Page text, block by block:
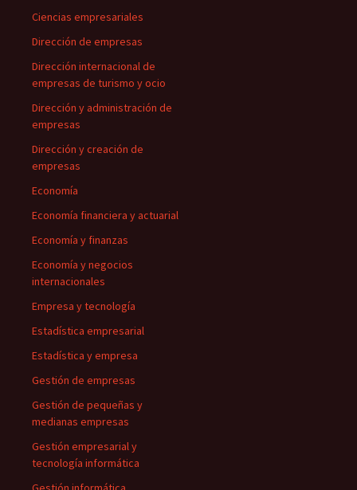
Ciencias empresariales
Dirección de empresas
Dirección internacional de
empresas de turismo y ocio
Dirección y administración de
empresas
Dirección y creación de
empresas
Economía
Economía financiera y actuarial
Economía y finanzas
Economía y negocios
internacionales
Empresa y tecnología
Estadística empresarial
Estadística y empresa
Gestión de empresas
Gestión de pequeñas y
medianas empresas
Gestión empresarial y
tecnología informática